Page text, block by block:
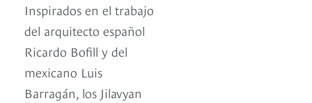
Inspirados en el trabajo
del arquitecto español
Ricardo Bofill y del
mexicano Luis
Barragán, los Jilavyan